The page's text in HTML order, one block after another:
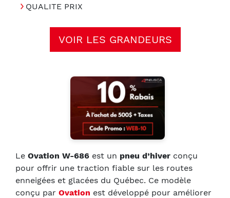
QUALITE PRIX
VOIR LES GRANDEURS
Le Ovation W-686 est un pneu d’hiver conçu
pour offrir une traction fiable sur les routes
enneigées et glacées du Québec. Ce modèle
conçu par Ovation est développé pour améliorer